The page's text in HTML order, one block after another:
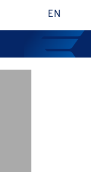
EN